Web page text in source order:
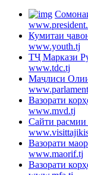
Кумитаи
www.youth.tj
ТҶ Маркази
www.tdc.tj
Маҷлиси
Вазорати
www.mvd.tj
Сайти расмии
Вазорати
www.maorif.tj
Вазорати